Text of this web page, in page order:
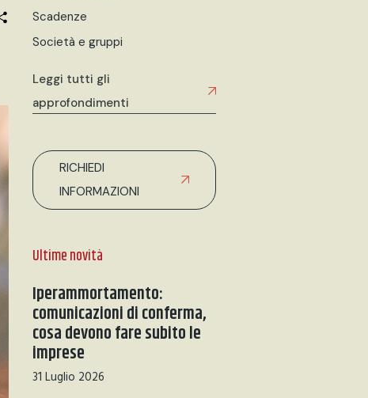
Scadenze
Società e gruppi
Leggi tutti gli
approfondimenti
RICHIEDI
INFORMAZIONI
Ultime novità
Iperammortamento:
comunicazioni di conferma,
cosa devono fare subito le
imprese
31 Luglio 2026